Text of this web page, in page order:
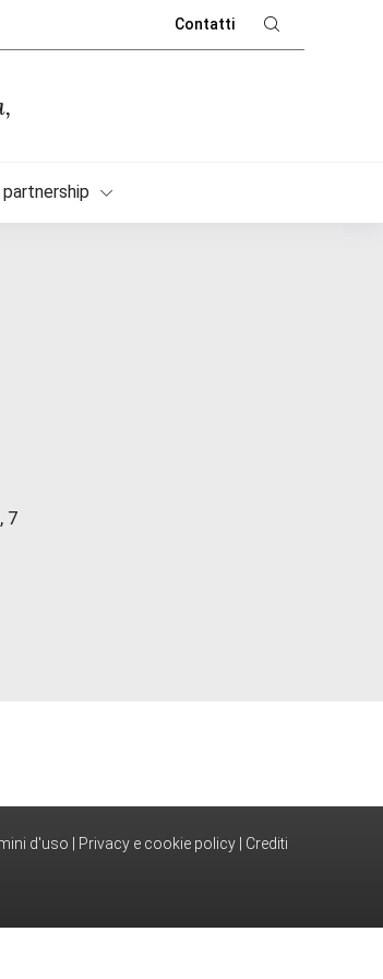
Contatti
7
d'uso Privacy e cookie policy Crediti